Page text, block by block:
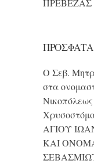
ΠΡΕΒΕΖΑΣ
Ο Σεβ.
στα
ΑΓΙΟΥ
ΚΑΙ